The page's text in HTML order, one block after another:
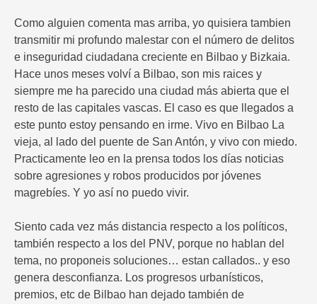
Como alguien comenta mas arriba, yo quisiera tambien
transmitir mi profundo malestar con el número de delitos
e inseguridad ciudadana creciente en Bilbao y Bizkaia.
Hace unos meses volví a Bilbao, son mis raices y
siempre me ha parecido una ciudad más abierta que el
resto de las capitales vascas. El caso es que llegados a
este punto estoy pensando en irme. Vivo en Bilbao La
vieja, al lado del puente de San Antón, y vivo con miedo.
Practicamente leo en la prensa todos los días noticias
sobre agresiones y robos producidos por jóvenes
magrebíes. Y yo así no puedo vivir.
Siento cada vez más distancia respecto a los políticos,
también respecto a los del PNV, porque no hablan del
tema, no proponeis soluciones… estan callados.. y eso
genera desconfianza. Los progresos urbanísticos,
premios, etc de Bilbao han dejado también de